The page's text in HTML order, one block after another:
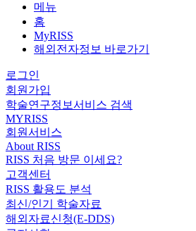
메뉴
홈
MyRISS
해외전자정보 바로가기
로그인
회원가입
학술연구정보서비스 검색
MYRISS
회원서비스
About RISS
RISS 처음 방문 이세요?
고객센터
RISS 활용도 분석
최신/인기 학술자료
해외자료신청(E-DDS)